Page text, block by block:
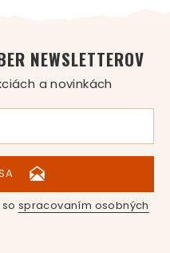
NEWSLETTEROV
a novinkách
spracovaním osobných